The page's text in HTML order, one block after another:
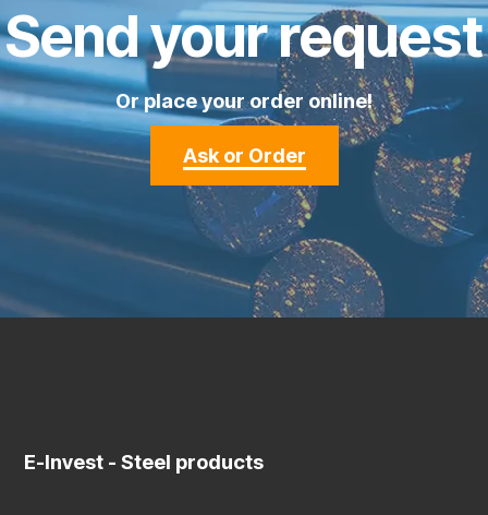
Send your request
Or place your order online!
Ask or Order
E-Invest - Steel products